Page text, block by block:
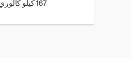
167 كيلو كالوري